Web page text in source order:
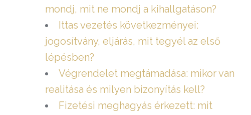
mondj, mit ne mondj a kihallgatáson?
Ittas vezetés következményei:
jogosítvány, eljárás, mit tegyél az első
lépésben?
Végrendelet megtámadása: mikor van
realitása és milyen bizonyítás kell?
Fizetési meghagyás érkezett: mit